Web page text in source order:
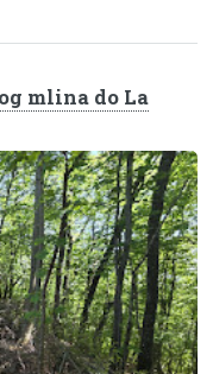
mlina do La